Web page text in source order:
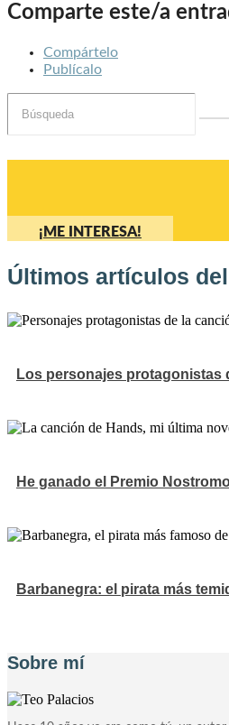
Comparte este/a
Compártelo
Publícalo
¡ME INTERESA!
Últimos artículos
Los personajes protagonistas
He ganado el Premio
Barbanegra: el pirata más
Sobre mí